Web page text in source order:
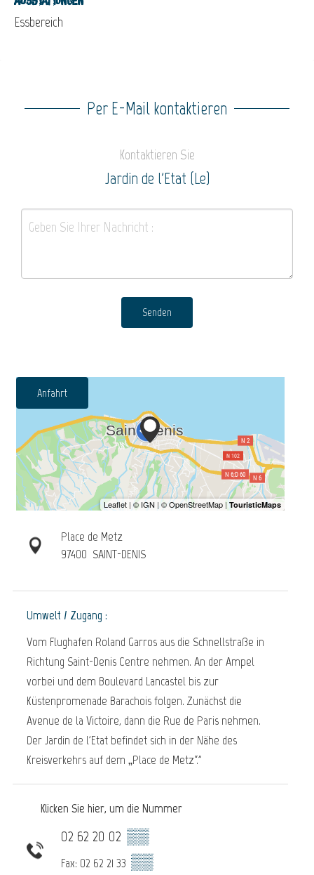
Essbereich
Per E-Mail kontaktieren
Kontaktieren Sie
Jardin de l'Etat (Le)
Senden
Anfahrt
Place de Metz
97400 SAINT-DENIS
Umwelt / Zugang :
Vom Flughafen Roland Garros aus die Schnellstraße in
Richtung Saint-Denis Centre nehmen. An der Ampel
vorbei und dem Boulevard Lancastel bis zur
Küstenpromenade Barachois folgen. Zunächst die
Avenue de la Victoire, dann die Rue de Paris nehmen.
Der Jardin de l'Etat befindet sich in der Nähe des
Kreisverkehrs auf dem „Place de Metz“."
Klicken Sie hier, um die Nummer
02 62 20 02 ▒▒
Fax: 02 62 21 33 ▒▒